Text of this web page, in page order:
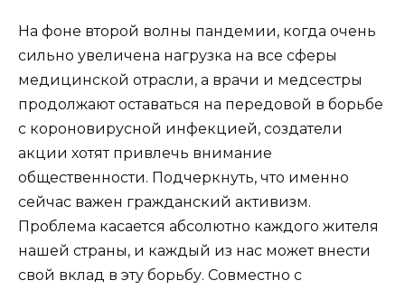
На фоне второй волны пандемии, когда очень
сильно увеличена нагрузка на все сферы
медицинской отрасли, а врачи и медсестры
продолжают оставаться на передовой в борьбе
с короновирусной инфекцией, создатели
акции хотят привлечь внимание
общественности. Подчеркнуть, что именно
сейчас важен гражданский активизм.
Проблема касается абсолютно каждого жителя
нашей страны, и каждый из нас может внести
свой вклад в эту борьбу. Совместно с